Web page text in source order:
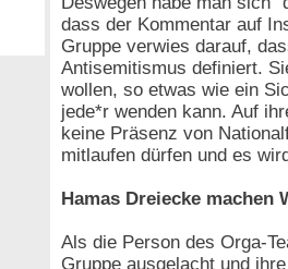
dass der Kommentar auf
Gruppe verwies darauf,
Antisemitismus definiert.
wollen, so etwas wie ein
jede*r wenden kann. Auf
keine Präsenz von
mitlaufen dürfen und es
Hamas Dreiecke machen
Als die Person des Orga-
Gruppe ausgelacht und